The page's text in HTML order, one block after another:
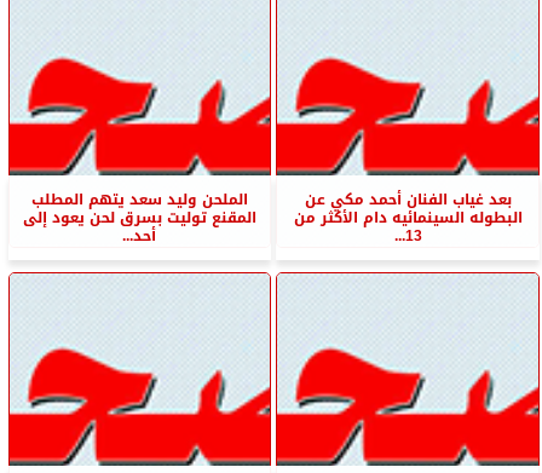
بعد غياب الفنان أحمد مكي عن
البطوله السينمائيه دام الأكثر من
13...
الملحن وليد سعد يتهم المطلب
المقنع توليت بسرق لحن يعود إلى
أحد...